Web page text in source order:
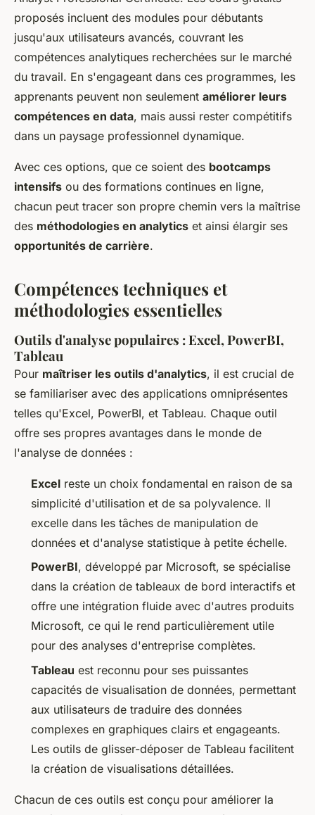
proposés incluent des modules pour débutants
jusqu'aux utilisateurs avancés, couvrant les
compétences analytiques recherchées sur le marché
du travail. En s'engageant dans ces programmes, les
apprenants peuvent non seulement améliorer leurs
compétences en data, mais aussi rester compétitifs
dans un paysage professionnel dynamique.
Avec ces options, que ce soient des bootcamps
intensifs ou des formations continues en ligne,
chacun peut tracer son propre chemin vers la maîtrise
des méthodologies en analytics et ainsi élargir ses
opportunités de carrière.
Compétences techniques et
méthodologies essentielles
Outils d'analyse populaires : Excel, PowerBI,
Tableau
Pour maîtriser les outils d'analytics, il est crucial de
se familiariser avec des applications omniprésentes
telles qu'Excel, PowerBI, et Tableau. Chaque outil
offre ses propres avantages dans le monde de
l'analyse de données :
Excel reste un choix fondamental en raison de sa
simplicité d'utilisation et de sa polyvalence. Il
excelle dans les tâches de manipulation de
données et d'analyse statistique à petite échelle.
PowerBI, développé par Microsoft, se spécialise
dans la création de tableaux de bord interactifs et
offre une intégration fluide avec d'autres produits
Microsoft, ce qui le rend particulièrement utile
pour des analyses d'entreprise complètes.
Tableau est reconnu pour ses puissantes
capacités de visualisation de données, permettant
aux utilisateurs de traduire des données
complexes en graphiques clairs et engageants.
Les outils de glisser-déposer de Tableau facilitent
la création de visualisations détaillées.
Chacun de ces outils est conçu pour améliorer la